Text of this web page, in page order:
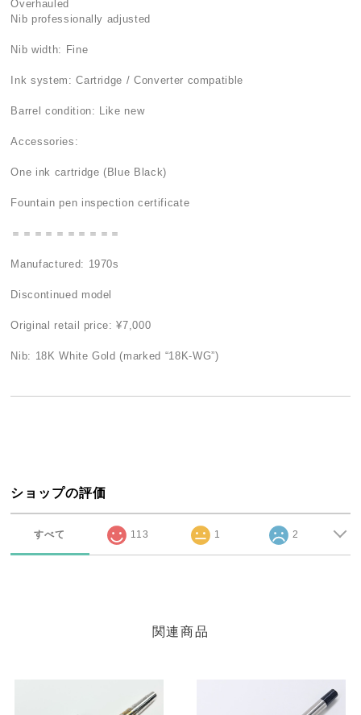
Overhauled
Nib professionally adjusted
Nib width: Fine
Ink system: Cartridge / Converter compatible
Barrel condition: Like new
Accessories:
One ink cartridge (Blue Black)
Fountain pen inspection certificate
＝＝＝＝＝＝＝＝＝＝
Manufactured: 1970s
Discontinued model
Original retail price: ¥7,000
Nib: 18K White Gold (marked “18K-WG”)
ショップの評価
すべて 113 1 2
関連商品